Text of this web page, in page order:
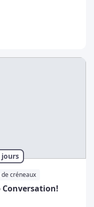
jours
de créneaux
Conversation!